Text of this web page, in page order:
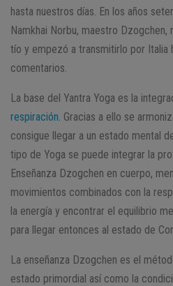
hasta nuestros días. En los años
Namkhai Norbu, maestro
tío y empezó a transmitirlo por Italia
comentarios.
La base del Yantra Yoga es la
respiración . Gracias a ello se
consigue llegar a un estado mental
tipo de Yoga se puede integrar la
Enseñanza Dzogchen en cuerpo,
movimientos combinados con la
la energía y encontrar el equilibrio
para llegar entonces al estado de
La enseñanza Dzogchen es el
estado primordial así como la